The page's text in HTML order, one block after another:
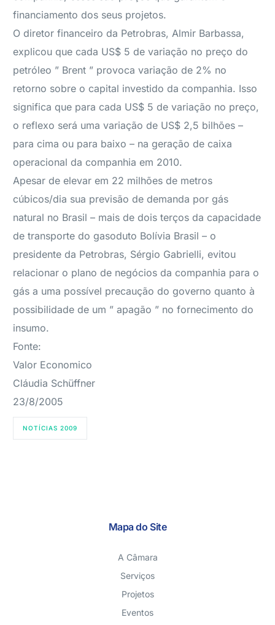
financiamento dos seus projetos.
O diretor financeiro da Petrobras, Almir Barbassa,
explicou que cada US$ 5 de variação no preço do
petróleo ” Brent ” provoca variação de 2% no
retorno sobre o capital investido da companhia. Isso
significa que para cada US$ 5 de variação no preço,
o reflexo será uma variação de US$ 2,5 bilhões –
para cima ou para baixo – na geração de caixa
operacional da companhia em 2010.
Apesar de elevar em 22 milhões de metros
cúbicos/dia sua previsão de demanda por gás
natural no Brasil – mais de dois terços da capacidade
de transporte do gasoduto Bolívia Brasil – o
presidente da Petrobras, Sérgio Gabrielli, evitou
relacionar o plano de negócios da companhia para o
gás a uma possível precaução do governo quanto à
possibilidade de um ” apagão ” no fornecimento do
insumo.
Fonte:
Valor Economico
Cláudia Schüffner
23/8/2005
NOTÍCIAS 2009
Mapa do Site
A Câmara
Serviços
Projetos
Eventos